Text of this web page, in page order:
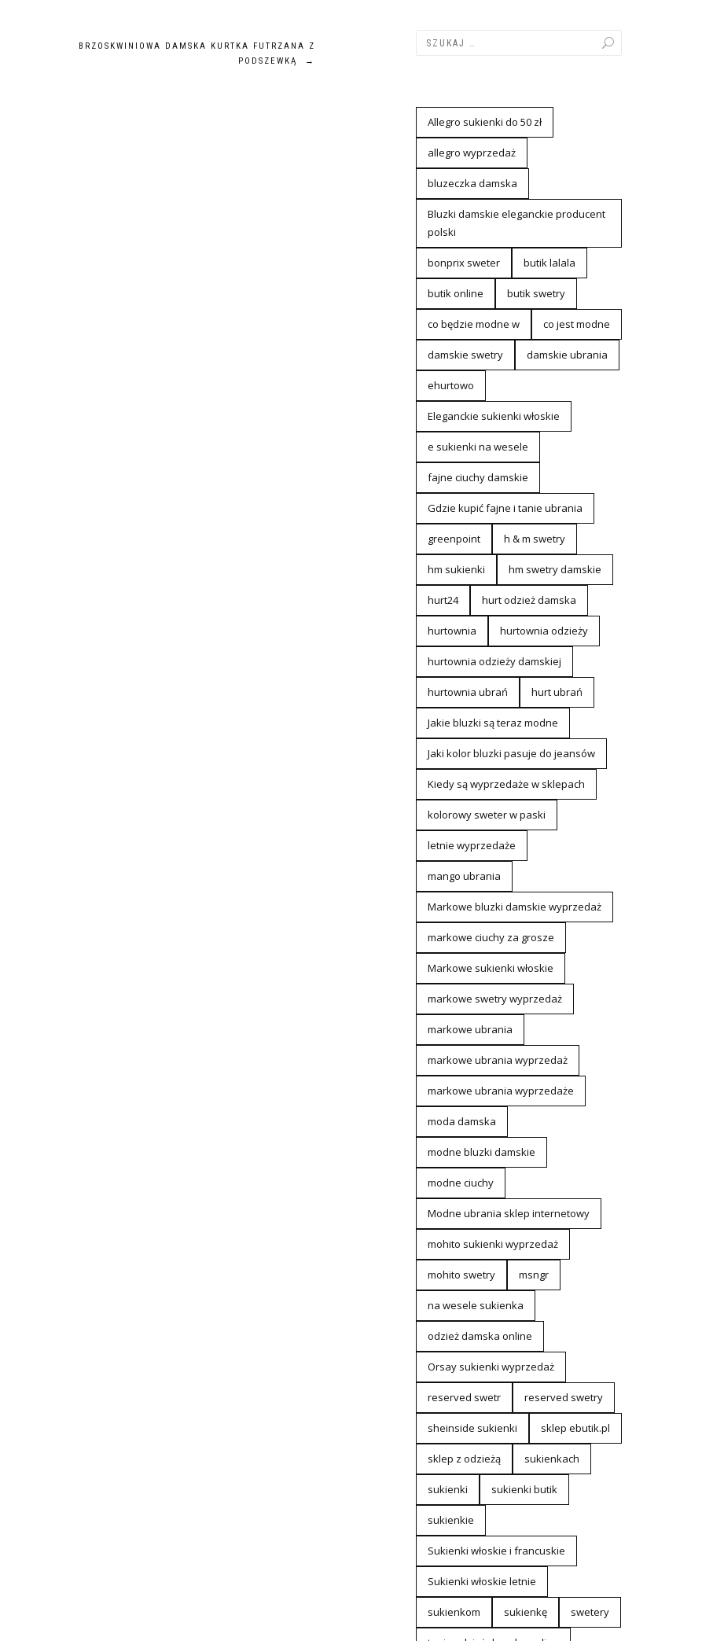
BRZOSKWINIOWA DAMSKA KURTKA FUTRZANA Z
PODSZEWKĄ
→
Allegro sukienki do 50 zł
allegro wyprzedaż
bluzeczka damska
Bluzki damskie eleganckie producent
polski
bonprix sweter butik lalala
butik online butik swetry
co będzie modne w co jest modne
damskie swetry damskie ubrania
ehurtowo
Eleganckie sukienki włoskie
e sukienki na wesele
fajne ciuchy damskie
Gdzie kupić fajne i tanie ubrania
greenpoint h & m swetry
hm sukienki hm swetry damskie
hurt24 hurt odzież damska
hurtownia hurtownia odzieży
hurtownia odzieży damskiej
hurtownia ubrań hurt ubrań
Jakie bluzki są teraz modne
Jaki kolor bluzki pasuje do jeansów
Kiedy są wyprzedaże w sklepach
kolorowy sweter w paski
letnie wyprzedaże
mango ubrania
Markowe bluzki damskie wyprzedaż
markowe ciuchy za grosze
Markowe sukienki włoskie
markowe swetry wyprzedaż
markowe ubrania
markowe ubrania wyprzedaż
markowe ubrania wyprzedaże
moda damska
modne bluzki damskie
modne ciuchy
Modne ubrania sklep internetowy
mohito sukienki wyprzedaż
mohito swetry msngr
na wesele sukienka
odzież damska online
Orsay sukienki wyprzedaż
reserved swetr reserved swetry
sheinside sukienki sklep ebutik.pl
sklep z odzieżą sukienkach
sukienki sukienki butik
sukienkie
Sukienki włoskie i francuskie
Sukienki włoskie letnie
sukienkom sukienkę swetery